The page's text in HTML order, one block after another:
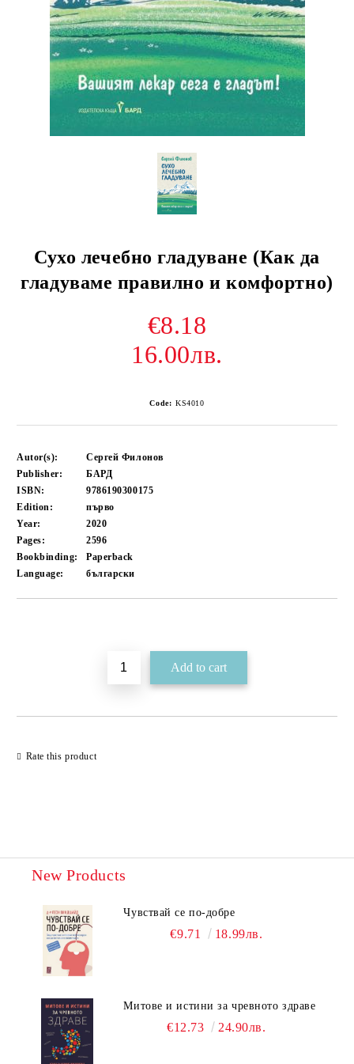
Сухо лечебно гладуване (Как да
гладуваме правилно и комфортно)
€8.18
16.00лв.
Code: KS4010
Autor(s):
Сергей Филонов
Publisher:
БАРД
ISBN:
9786190300175
Edition:
първо
Year:
2020
Pages:
2596
Bookbinding:
Paperback
Language:
български
Rate this product
New Products
Чувствай се по-добре
€9.71 18.99лв.
Митове и истини за чревното здраве
€12.73 24.90лв.